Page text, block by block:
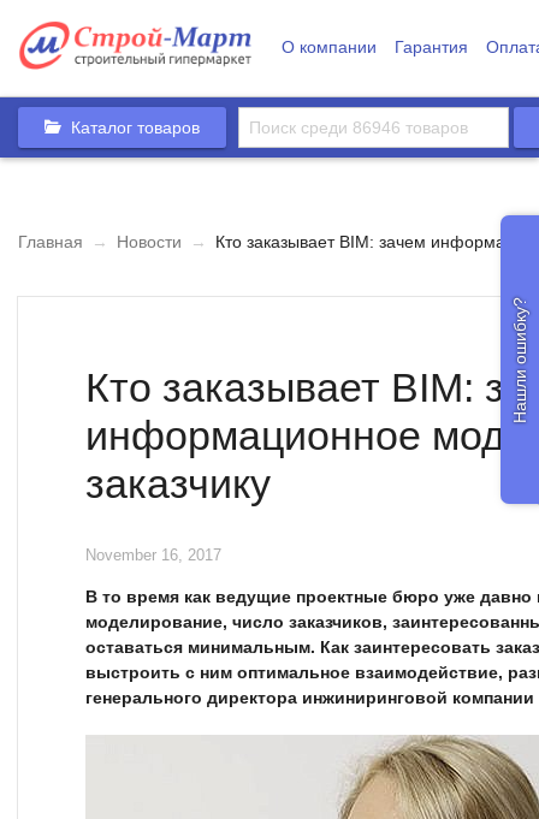
О компании Гарантия
Каталог товаров
Главная → Новости → Кто заказывает BIM: зачем
Кто заказывает BIM:
информационное
заказчику
November 16, 2017
В то время как ведущие проектные бюро уже
моделирование, число заказчиков,
оставаться минимальным. Как заинтересовать
выстроить с ним оптимальное взаимодействие,
генерального директора инжиниринговой
Нашли ошибку?